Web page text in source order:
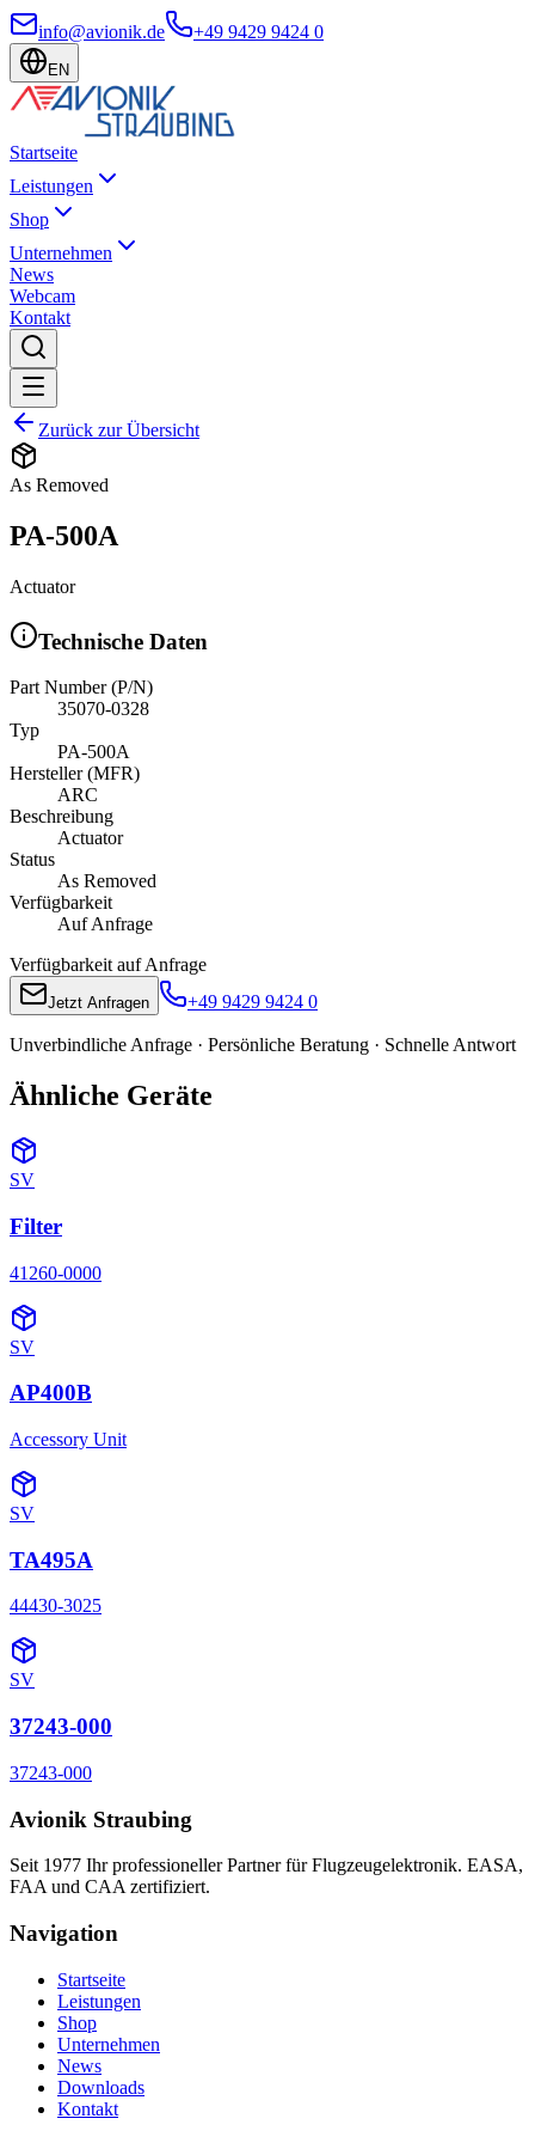
info@avionik.de +49 9429 9424 0
EN
Startseite
Leistungen
Shop
Unternehmen
News
Webcam
Kontakt
Zurück zur Übersicht
As Removed
PA-500A
Actuator
Technische Daten
Part Number (P/N)
35070-0328
Typ
PA-500A
Hersteller (MFR)
ARC
Beschreibung
Actuator
Status
As Removed
Verfügbarkeit
Auf Anfrage
Verfügbarkeit auf Anfrage
Jetzt Anfragen +49 9429 9424 0
Unverbindliche Anfrage · Persönliche Beratung · Schnelle Antwort
Ähnliche Geräte
SV
Filter
41260-0000
SV
AP400B
Accessory Unit
SV
TA495A
44430-3025
SV
37243-000
37243-000
Avionik Straubing
Seit 1977 Ihr professioneller Partner für Flugzeugelektronik. EASA,
FAA und CAA zertifiziert.
Navigation
Startseite
Leistungen
Shop
Unternehmen
News
Downloads
Kontakt